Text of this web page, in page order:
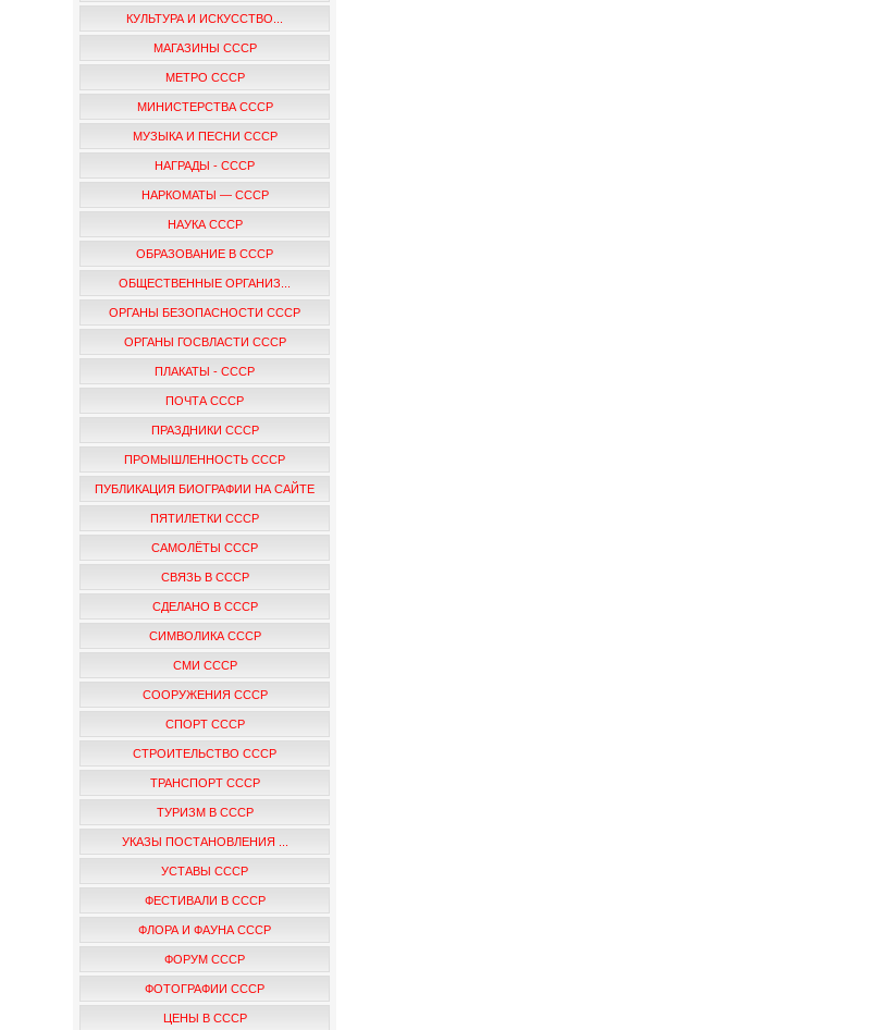
КУЛЬТУРА И ИСКУССТВО...
МАГАЗИНЫ СССР
МЕТРО СССР
МИНИСТЕРСТВА СССР
МУЗЫКА И ПЕСНИ СССР
НАГРАДЫ - СССР
НАРКОМАТЫ — СССР
НАУКА СССР
ОБРАЗОВАНИЕ В СССР
ОБЩЕСТВЕННЫЕ ОРГАНИЗ...
ОРГАНЫ БЕЗОПАСНОСТИ СССР
ОРГАНЫ ГОСВЛАСТИ СССР
ПЛАКАТЫ - СССР
ПОЧТА СССР
ПРАЗДНИКИ СССР
ПРОМЫШЛЕННОСТЬ СССР
ПУБЛИКАЦИЯ БИОГРАФИИ НА САЙТЕ
ПЯТИЛЕТКИ СССР
САМОЛЁТЫ СССР
СВЯЗЬ В СССР
СДЕЛАНО В СССР
СИМВОЛИКА СССР
СМИ СССР
СООРУЖЕНИЯ СССР
СПОРТ СССР
СТРОИТЕЛЬСТВО СССР
ТРАНСПОРТ СССР
ТУРИЗМ В СССР
УКАЗЫ ПОСТАНОВЛЕНИЯ ...
УСТАВЫ СССР
ФЕСТИВАЛИ В СССР
ФЛОРА И ФАУНА СССР
ФОРУМ СССР
ФОТОГРАФИИ СССР
ЦЕНЫ В СССР